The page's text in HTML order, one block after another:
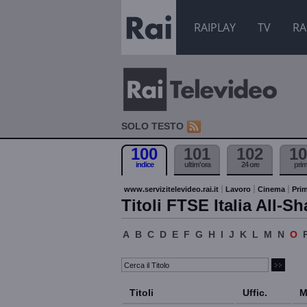
RAIPLAY TV
SOLO TESTO
100
indice
101
ultim'ora
102
24 ore
www.servizitelevideo.rai.it Lavoro Cinema
Titoli FTSE Italia All-
A B C D E F G H I J K L M N O
Titoli Uffic.